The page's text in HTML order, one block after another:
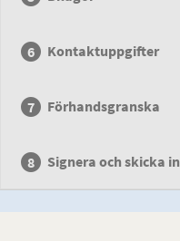
Kontaktuppgifter
Förhandsgranska
Signera och skicka in